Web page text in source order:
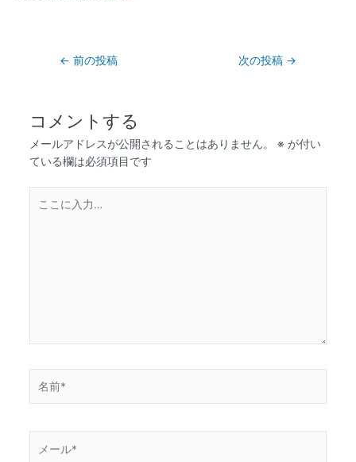
← 前の投稿 次の投稿 →
コメントする
メールアドレスが公開されることはありません。 ※ が付い
ている欄は必須項目です
ー